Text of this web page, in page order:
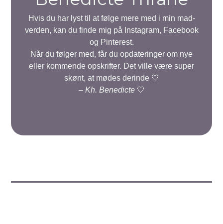
Hvis du har lyst til at følge mere med i min mad-
verden, kan du finde mig på Instagram, Facebook
og Pinterest.
Når du følger med, får du opdateringer om nye
eller kommende opskrifter. Det ville være super
skønt, at mødes derinde 🤍
– Kh. Benedicte🤍